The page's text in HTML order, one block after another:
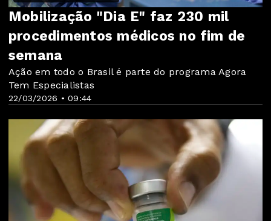
22/03/2026 • 09:44
Mobilização "Dia E" faz 230 mil
procedimentos médicos no fim de
semana
Ação em todo o Brasil é parte do programa Agora
Tem Especialistas